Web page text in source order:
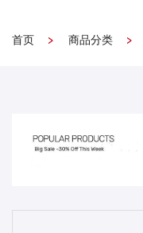
首页 商品分类